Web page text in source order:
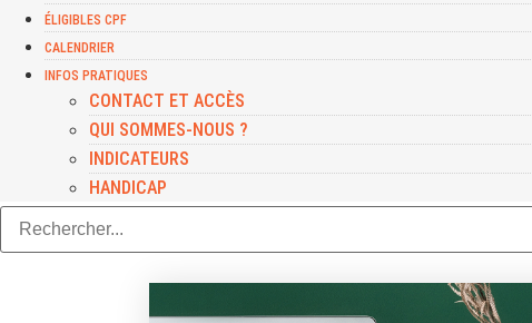
ÉLIGIBLES CPF
CALENDRIER
INFOS PRATIQUES
CONTACT ET ACCÈS
QUI SOMMES-NOUS ?
INDICATEURS
HANDICAP